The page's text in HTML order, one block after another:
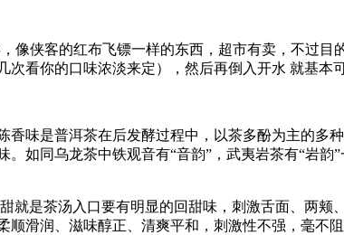
侠客的红布飞镖一样的东西，超市有卖，不过目
看你的口味浓淡来定），然后再倒入开水 就基本
是普洱茶在后发酵过程中，以茶多酚为主的多
如同乌龙茶中铁观音有“音韵”，武夷岩茶有“岩
是茶汤入口要有明显的回甜味，刺激舌面、两颊
滑润、滋味醇正、清爽平和，刺激性不强，毫不